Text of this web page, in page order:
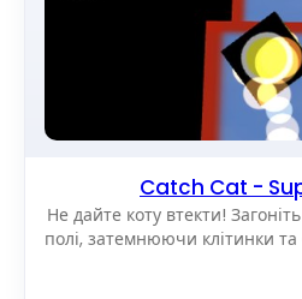
Catch Cat -
Не дайте коту втекти!
полі, затемнюючи клітинки